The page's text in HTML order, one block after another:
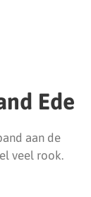
Ede
aan de
veel rook.